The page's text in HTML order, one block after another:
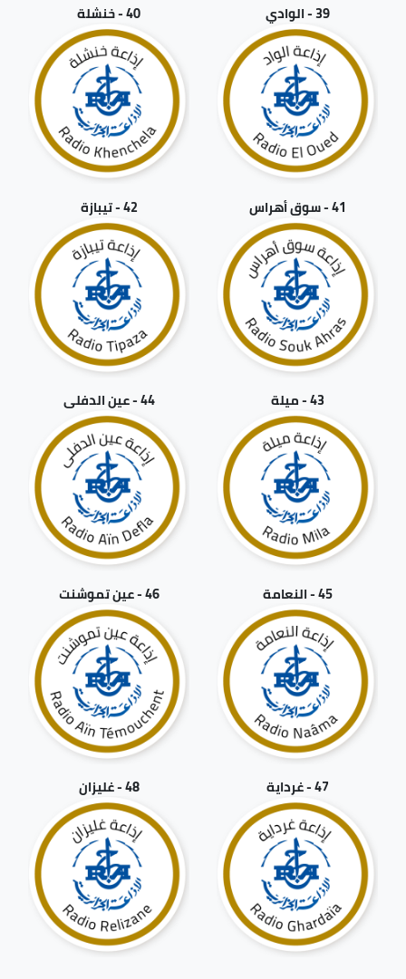
39 - الوادي 40 - خنشلة
41 - سوق أهراس 42 - تيبازة
43 - ميلة 44 - عين الدفلى
45 - النعامة 46 - عين تموشنت
47 - غرداية 48 - غليزان